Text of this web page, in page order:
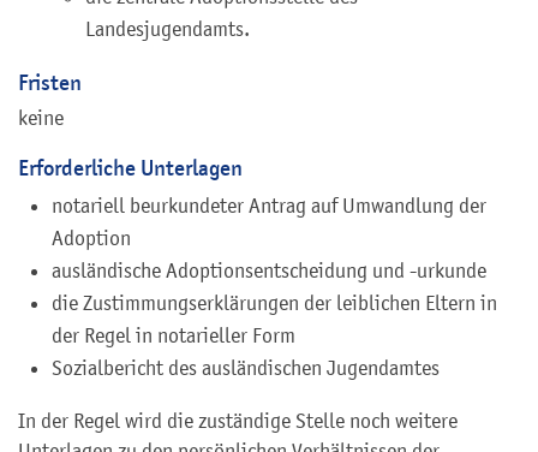
Landesjugendamts.
Fristen
keine
Erforderliche Unterlagen
notariell beurkundeter Antrag auf Umwandlung der
Adoption
ausländische Adoptionsentscheidung und -urkunde
die Zustimmungserklärungen der leiblichen Eltern in
der Regel in notarieller Form
Sozialbericht des ausländischen Jugendamtes
In der Regel wird die zuständige Stelle noch weitere